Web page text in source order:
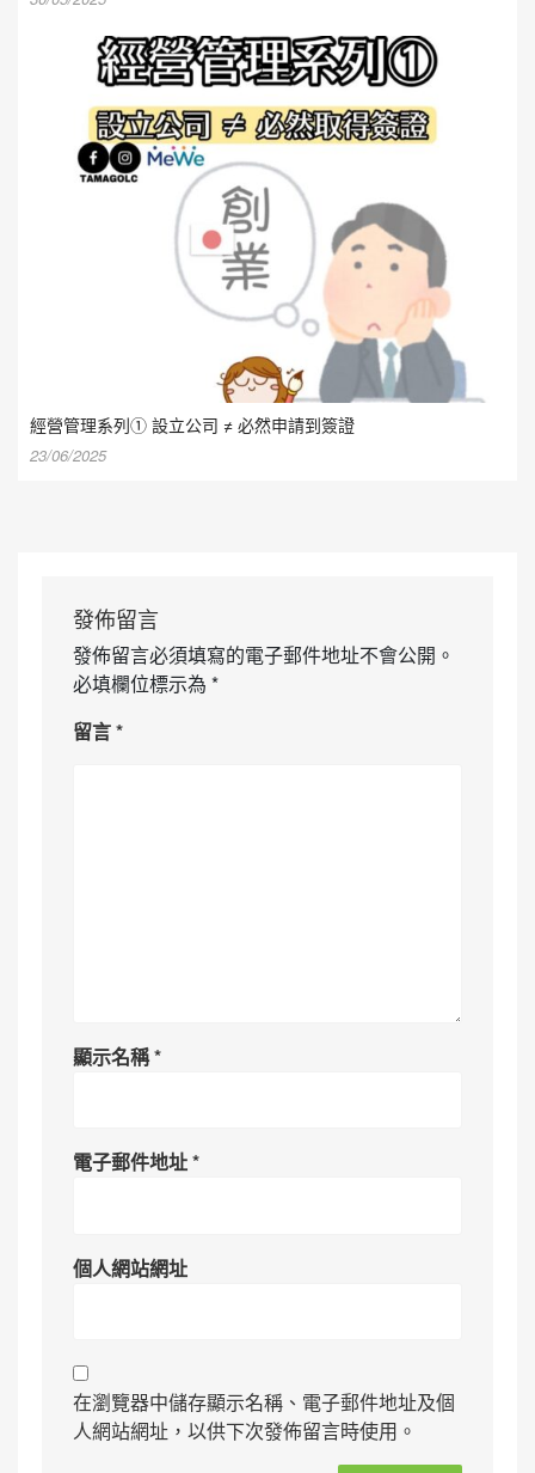
經營管理系列① 設立公司 ≠ 必然申請到簽證
23/06/2025
發佈留言
發佈留言必須填寫的電子郵件地址不會公開。
必填欄位標示為 *
留言*
顯示名稱*
電子郵件地址*
個人網站網址
在瀏覽器中儲存顯示名稱、電子郵件地址及個
人網站網址，以供下次發佈留言時使用。